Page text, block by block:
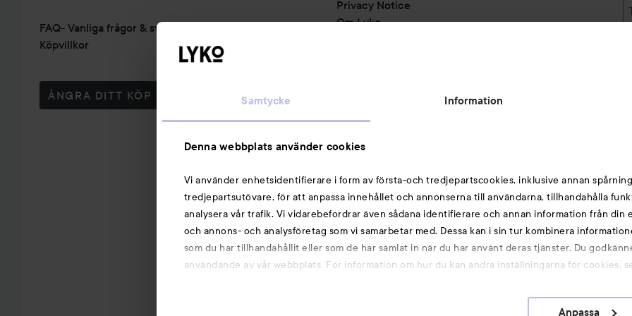
Samtycke Information
Denna webbplats använder cookies
Vi använder enhetsidentifierare i form av första-och tredjepartscookies, inklusive annan
tredjepartsutövare, för att anpassa innehållet och annonserna till användarna, tillhandahålla
analysera vår trafik. Vi vidarebefordrar även sådana identifierare och annan information från din
och annons- och analysföretag som vi samarbetar med. Dessa kan i sin tur kombinera
som du har tillhandahållit eller som de har samlat in när du har använt deras tjänster. Du
användande av vår webbplats. För information om hur du kan ändra inställningarna för cookies,
Anpassa
FAQ- Vanliga frågor & svar
Köpvillkor
ÅNGRA DITT KÖP
Privacy Notice
Om Lyko
Michael Edwards Fragrances of the World
Cookie Consent
Partners
Du kanske också gillar
Smink
Hårnålar